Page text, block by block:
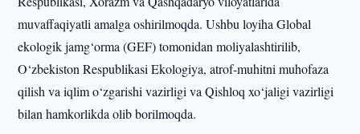
muvaffaqiyatli amalga oshirilmoqda. Ushbu loyiha Global
ekologik jamg‘orma (GEF) tomonidan moliyalashtirilib,
O‘zbekiston Respublikasi Ekologiya, atrof-muhitni muhofaza
qilish va iqlim o‘zgarishi vazirligi va Qishloq xo‘jaligi vazirligi
bilan hamkorlikda olib borilmoqda.